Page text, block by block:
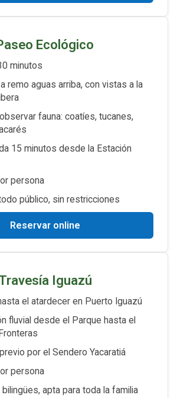
Ecológico
minutos
remo aguas arriba, con vistas a la
fauna: coatíes, tucanes,
15 minutos desde la Estación
persona
público, sin restricciones
Reservar online
Iguazú
el atardecer en Puerto Iguazú
fluvial desde el Parque hasta el
por el Sendero Yacaratiá
persona
apta para toda la familia